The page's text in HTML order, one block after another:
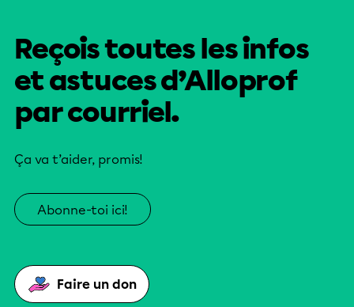
Reçois toutes les infos
et astuces d’Alloprof
par courriel.
Ça va t’aider, promis!
Abonne-toi ici!
Faire un don